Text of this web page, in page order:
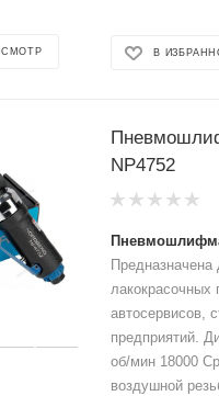
В
NP4752
лакокрасочных
автосервисов,
предприятий.
об/мин 18000
воздушной